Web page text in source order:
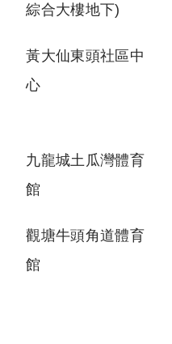
綜合大樓地下)
黃大仙東頭社區中
心
九龍城土瓜灣體育
館
觀塘牛頭角道體育
館